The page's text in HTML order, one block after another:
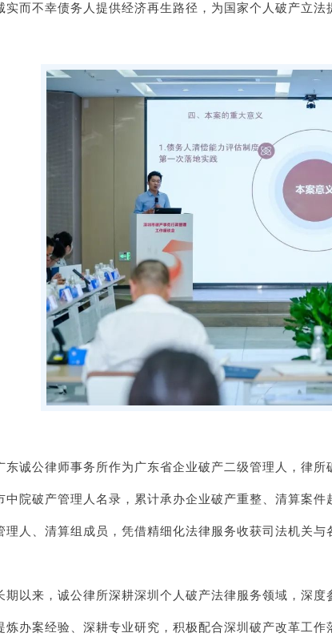
实而不幸债务人提供经济再生路径，为国家个人破产立法
东诚公律师事务所作为广东省企业破产二级管理人，律
中院破产管理人名录，累计承办企业破产重整、清算案
理人、清算组成员，凭借精细化法律服务收获司法机关与
期以来，诚公律所深耕深圳个人破产法律服务领域，深
炼办案经验、深耕专业研究，积极配合深圳破产改革工